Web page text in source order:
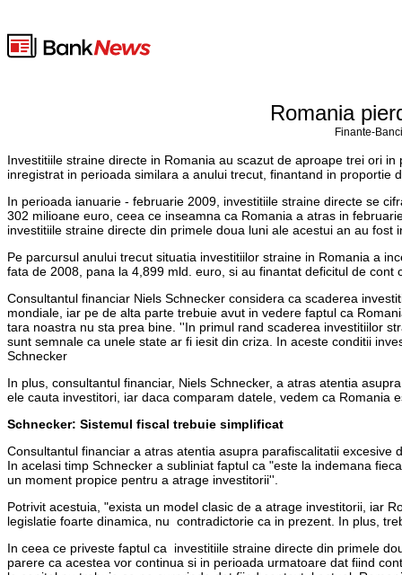
Romania
Finante-
Investitiile straine directe in Romania au scazut de aproape trei ori
inregistrat in perioada similara a anului trecut, finantand in proportie
In perioada ianuarie - februarie 2009, investitiile straine directe se
302 milioane euro, ceea ce inseamna ca Romania a atras in
investitiile straine directe din primele doua luni ale acestui an au fost
Pe parcursul anului trecut situatia investitiilor straine in Romania a
fata de 2008, pana la 4,899 mld. euro, si au finantat deficitul de cont
Consultantul financiar Niels Schnecker considera ca scaderea
mondiale, iar pe de alta parte trebuie avut in vedere faptul ca
tara noastra nu sta prea bine. ''In primul rand scaderea investitiilor
sunt semnale ca unele state ar fi iesit din criza. In aceste conditii
Schnecker
In plus, consultantul financiar, Niels Schnecker, a atras atentia
ele cauta investitori, iar daca comparam datele, vedem ca Romania
Schnecker: Sistemul fiscal trebuie simplificat
Consultantul financiar a atras atentia asupra parafiscalitatii
In acelasi timp Schnecker a subliniat faptul ca "este la indemana
un moment propice pentru a atrage investitorii''.
Potrivit acestuia, "exista un model clasic de a atrage investitorii, iar
legislatie foarte dinamica, nu contradictorie ca in prezent. In plus,
In ceea ce priveste faptul ca investitiile straine directe din primele
parere ca acestea vor continua si in perioada urmatoare dat fiind